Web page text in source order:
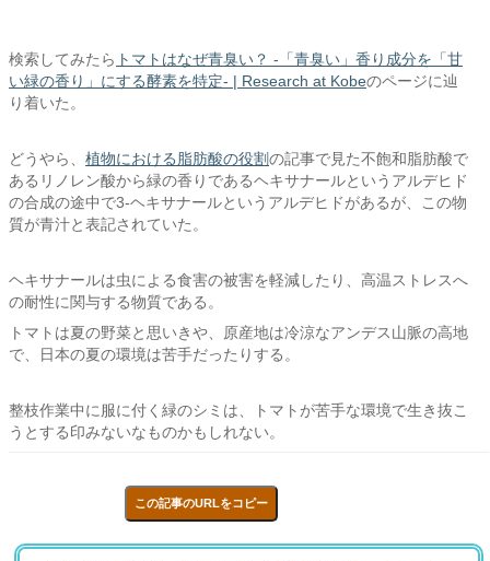
検索してみたら トマトはなぜ青臭い？ -「青臭い」香り成分を「甘
い緑の香り」にする酵素を特定- | Research at Kobeのページに辿
り着いた。
どうやら、 植物における脂肪酸の役割の記事で見た不飽和脂肪酸で
あるリノレン酸から緑の香りであるヘキサナールというアルデヒド
の合成の途中で3-ヘキサナールというアルデヒドがあるが、この物
質が青汁と表記されていた。
ヘキサナールは虫による食害の被害を軽減したり、高温ストレスへ
の耐性に関与する物質である。
トマトは夏の野菜と思いきや、原産地は冷涼なアンデス山脈の高地
で、日本の夏の環境は苦手だったりする。
整枝作業中に服に付く緑のシミは、トマトが苦手な環境で生き抜こ
うとする印みないなものかもしれない。
この記事のURLをコピー